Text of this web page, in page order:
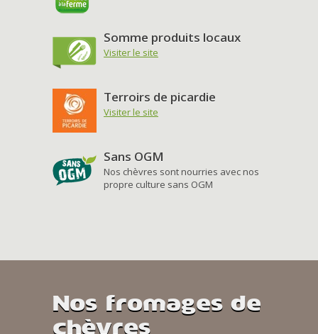
Somme produits locaux
Visiter le site
Terroirs de picardie
Visiter le site
Sans OGM
Nos chèvres sont nourries avec nos
propre culture sans OGM
Nos fromages de
chèvres